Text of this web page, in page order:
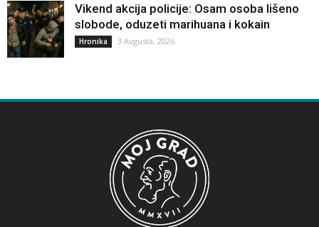
Vikend akcija policije: Osam osoba lišeno
slobode, oduzeti marihuana i kokain
Hronika 3 Avgusta, 2026